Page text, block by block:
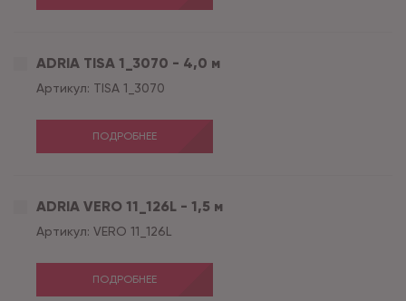
ADRIA TISA 1_3070 - 4,0 м
Артикул: TISA 1_3070
ПОДРОБНЕЕ
ADRIA VERO 11_126L - 1,5 м
Артикул: VERO 11_126L
ПОДРОБНЕЕ